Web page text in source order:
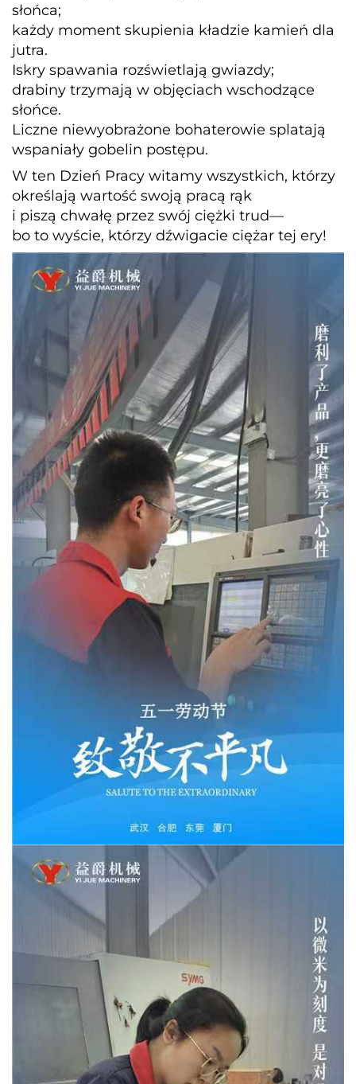
słońca;
każdy moment skupienia kładzie kamień dla
jutra.
Iskry spawania rozświetlają gwiazdy;
drabiny trzymają w objęciach wschodzące
słońce.
Liczne niewyobrażone bohaterowie splatają
wspaniały gobelin postępu.
W ten Dzień Pracy witamy wszystkich, którzy
określają wartość swoją pracą rąk
i piszą chwałę przez swój ciężki trud—
bo to wyście, którzy dźwigacie ciężar tej ery!